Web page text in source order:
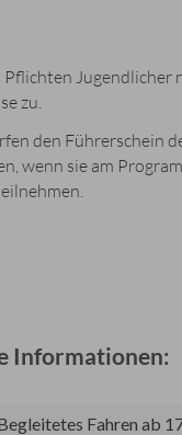
Pflichten Jugendlicher
zu.
den Führerschein
wenn sie am
Informationen:
Fahren ab